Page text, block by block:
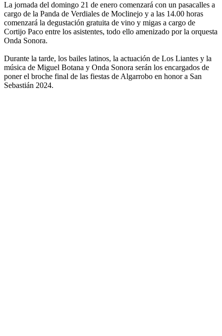
La jornada del domingo 21 de enero comenzará con un pasacalles a
cargo de la Panda de Verdiales de Moclinejo y a las 14.00 horas
comenzará la degustación gratuita de vino y migas a cargo de
Cortijo Paco entre los asistentes, todo ello amenizado por la orquesta
Onda Sonora.
Durante la tarde, los bailes latinos, la actuación de Los Liantes y la
música de Miguel Botana y Onda Sonora serán los encargados de
poner el broche final de las fiestas de Algarrobo en honor a San
Sebastián 2024.